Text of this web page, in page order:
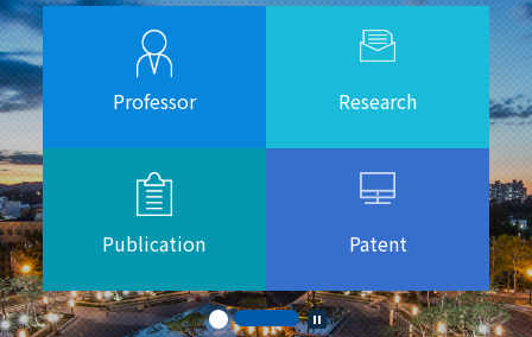
Professor Research
Publication Patent